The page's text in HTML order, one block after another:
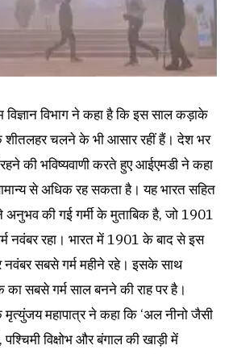
विज्ञान विभाग ने कहा है ‎कि इस साल कड़ाके
चलने के भी आसार रहीं हैं। देश भर
रहने की भविष्यवाणी करते हुए आईएमडी ने कहा
से अधिक रह सकता है। यह भारत सहित
अनुभव की गई गर्मी के मुताबिक है, जो 1901
नवंबर रहा। भारत में 1901 के बाद से इस
सबसे गर्म महीने रहे। इसके साथ
सबसे गर्म साल बनने की राह पर है।
महापात्र ने कहा कि ‘अल नीनो जैसी
विक्षोभ और बंगाल की खाड़ी में